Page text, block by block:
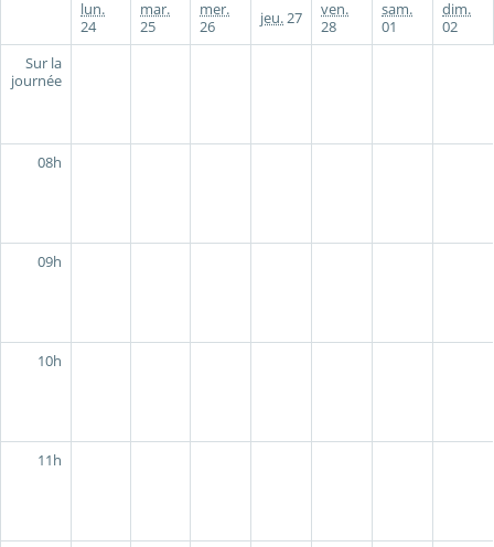
lun.
24
mar.
25
mer.
26
jeu.27
ven.
28
sam.
01
dim.
02
Sur la
journée
08h
09h
10h
11h